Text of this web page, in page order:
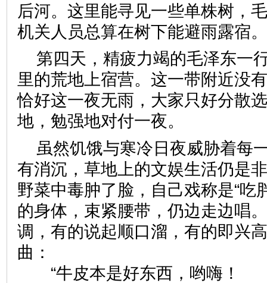
后河。这里能寻见一些单株树，
机关人员总算在树下能避雨露宿。
第四天，精疲力竭的毛泽东一
里的荒地上宿营。这一带附近没
恰好这一夜无雨，大家只好分散
地，勉强地对付一夜。
虽然饥饿与寒冷日夜威胁着每
有消沉，草地上的文娱生活仍是
野菜中毒肿了脸，自己戏称是“吃
的身体，束紧腰带，仍边走边唱
调，有的说起顺口溜，有的即兴
曲：
“牛皮本是好东西，哟嗨！